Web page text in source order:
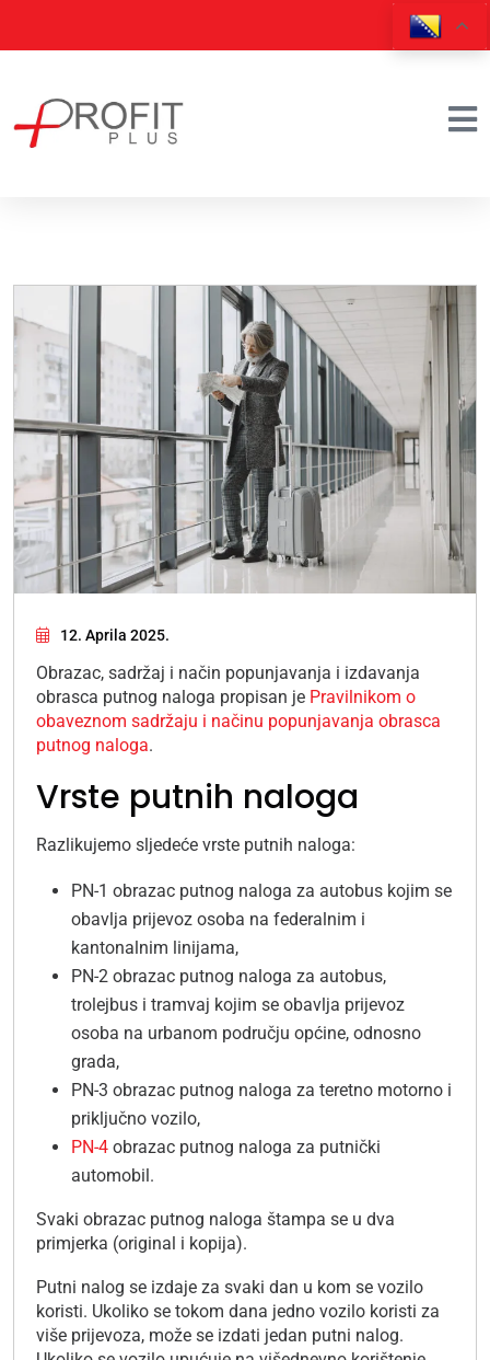
12. Aprila 2025.
Obrazac, sadržaj i način popunjavanja i izdavanja
obrasca putnog naloga propisan je Pravilnikom o
obaveznom sadržaju i načinu popunjavanja obrasca
putnog naloga.
Vrste putnih naloga
Razlikujemo sljedeće vrste putnih naloga:
PN-1 obrazac putnog naloga za autobus kojim se
obavlja prijevoz osoba na federalnim i
kantonalnim linijama,
PN-2 obrazac putnog naloga za autobus,
trolejbus i tramvaj kojim se obavlja prijevoz
osoba na urbanom području općine, odnosno
grada,
PN-3 obrazac putnog naloga za teretno motorno i
priključno vozilo,
PN-4 obrazac putnog naloga za putnički
automobil.
Svaki obrazac putnog naloga štampa se u dva
primjerka (original i kopija).
Putni nalog se izdaje za svaki dan u kom se vozilo
koristi. Ukoliko se tokom dana jedno vozilo koristi za
više prijevoza, može se izdati jedan putni nalog.